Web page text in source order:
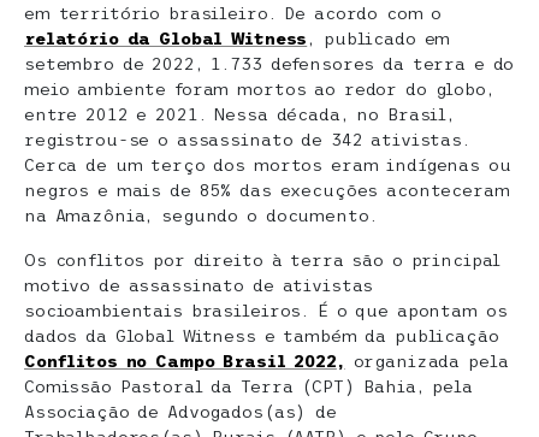
em território brasileiro. De acordo com o
relatório da Global Witness, publicado em
setembro de 2022, 1.733 defensores da terra e do
meio ambiente foram mortos ao redor do globo,
entre 2012 e 2021. Nessa década, no Brasil,
registrou-se o assassinato de 342 ativistas.
Cerca de um terço dos mortos eram indígenas ou
negros e mais de 85% das execuções aconteceram
na Amazônia, segundo o documento.
Os conflitos por direito à terra são o principal
motivo de assassinato de ativistas
socioambientais brasileiros. É o que apontam os
dados da Global Witness e também da publicação
Conflitos no Campo Brasil 2022,
organizada pela
Comissão Pastoral da Terra (CPT) Bahia, pela
Associação de Advogados(as) de